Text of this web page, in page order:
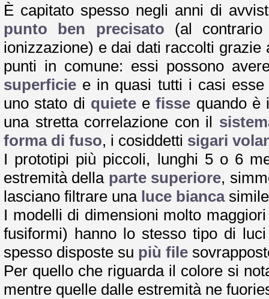
È capitato spesso negli anni di
punto ben precisato (al
ionizzazione) e dai dati raccolti
punti in comune: essi possono
superficie e in quasi tutti i casi
uno stato di quieteefisse quando
una stretta correlazione con il
forma di fuso, i cosiddetti sigari
I prototipi più piccoli, lunghi 5 o 6
estremità della parte superiore,
lasciano filtrare una luce bianca
I modelli di dimensioni molto
fusiformi) hanno lo stesso tipo di
spesso disposte su più file
Per quello che riguarda il colore si
mentre quelle dalle estremità ne